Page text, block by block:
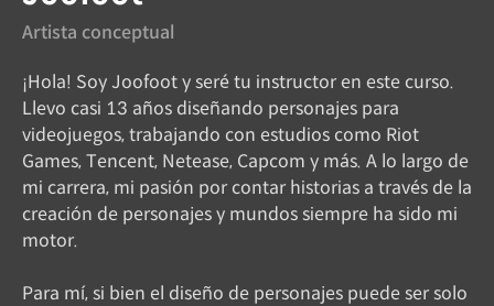
Artista conceptual
¡Hola! Soy Joofoot y seré tu instructor en este curso.
Llevo casi 13 años diseñando personajes para
videojuegos, trabajando con estudios como Riot
Games, Tencent, Netease, Capcom y más. A lo largo de
mi carrera, mi pasión por contar historias a través de la
creación de personajes y mundos siempre ha sido mi
motor.
Para mí, si bien el diseño de personajes puede ser solo